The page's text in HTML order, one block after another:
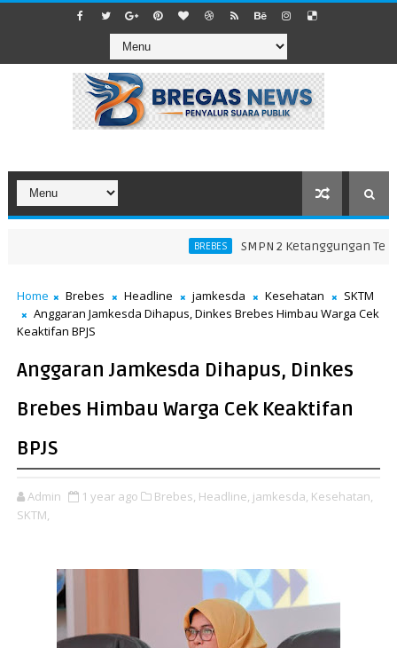
BREBES SMPN 2 Ketanggungan
Home Brebes Headline jamkesda Kesehatan
SKTM
Anggaran Jamkesda Dihapus, Dinkes Brebes Himbau Warga Cek
Keaktifan BPJS
Anggaran Jamkesda Dihapus, Dinkes
Brebes Himbau Warga Cek Keaktifan
BPJS
Admin 1 year ago Brebes, Headline, jamkesda, Kesehatan,
SKTM,